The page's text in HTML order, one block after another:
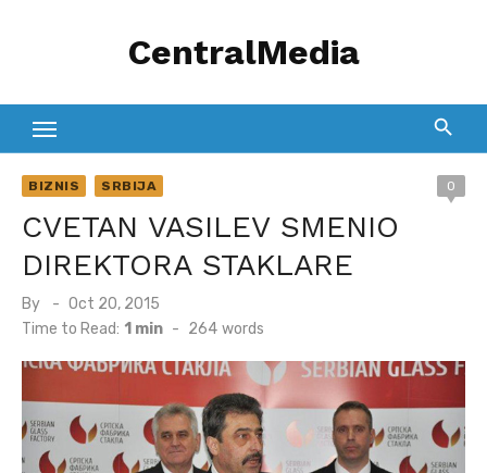
CentralMedia
BIZNIS SRBIJA 0
CVETAN VASILEV SMENIO
DIREKTORA STAKLARE
By
Posted
on
Oct 20, 2015
Time to Read: 1 min - 264 words